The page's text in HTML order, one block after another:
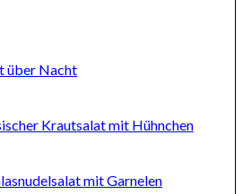
über Nacht
Krautsalat mit Hühnchen
mit Garnelen